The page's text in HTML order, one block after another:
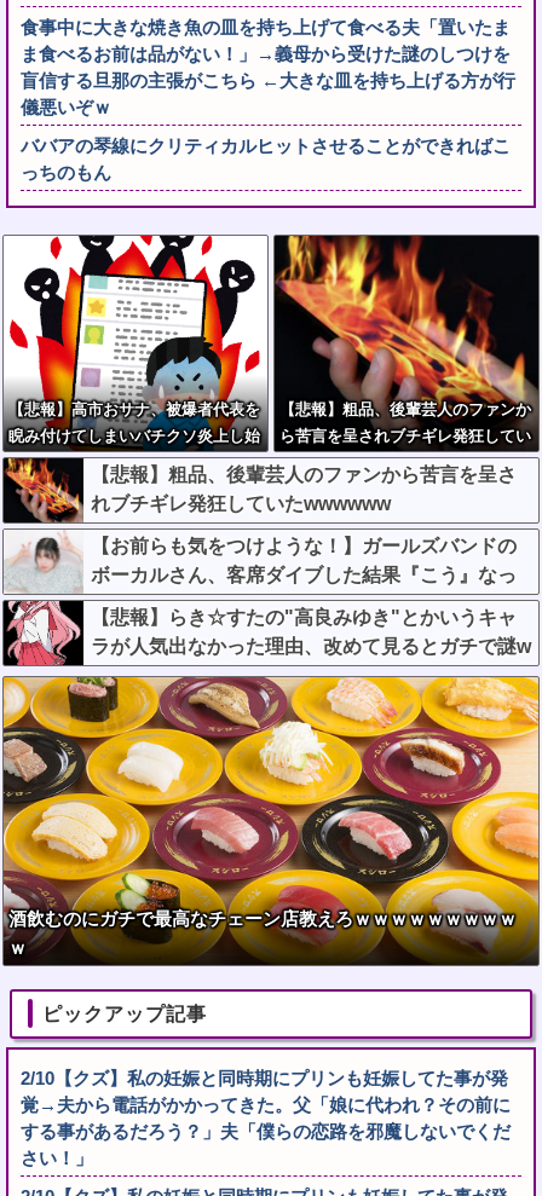
食事中に大きな焼き魚の皿を持ち上げて食べる夫「置いたま
ま食べるお前は品がない！」→義母から受けた謎のしつけを
盲信する旦那の主張がこちら ←大きな皿を持ち上げる方が行
儀悪いぞｗ
ババアの琴線にクリティカルヒットさせることができればこ
っちのもん
【悲報】高市おサナ、被爆者代表を
睨み付けてしまいバチクソ炎上し始
めるｗｗｗｗｗｗｗｗｗ
【悲報】粗品、後輩芸人のファンか
ら苦言を呈されブチギレ発狂してい
たwwwwww
【悲報】粗品、後輩芸人のファンから苦言を呈さ
れブチギレ発狂していたwwwwww
【お前らも気をつけような！】ガールズバンドの
ボーカルさん、客席ダイブした結果『こう』なっ
てしまいお気持ち表明してしまう…
【悲報】らき☆すたの"高良みゆき"とかいうキャ
ラが人気出なかった理由、改めて見るとガチで謎w
wwwwwwwwwwww
酒飲むのにガチで最高なチェーン店教えろｗｗｗｗｗｗｗｗｗ
ｗ
ピックアップ記事
2/10【クズ】私の妊娠と同時期にプリンも妊娠してた事が発
覚→夫から電話がかかってきた。父「娘に代われ？その前に
する事があるだろう？」夫「僕らの恋路を邪魔しないでくだ
さい！」